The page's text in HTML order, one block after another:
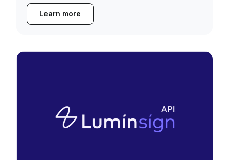
Learn more